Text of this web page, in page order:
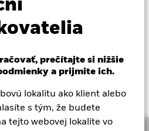
prečítajte si nižšie
a prijmite ich.
lokalitu ako klient alebo
s tým, že budete
tejto webovej lokalite vo
NAV za 1 deň k 07-aug-26
EUR 0,48 (1,73%)